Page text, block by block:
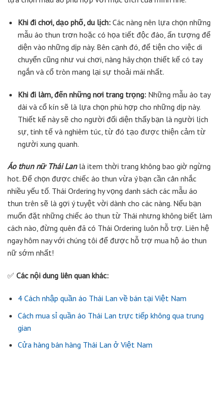
Khi đi chơi, dạo phố, du lịch:Các nàng nên lựa chọn những
mẫu áo thun trơn hoặc có họa tiết độc đáo, ấn tượng để
diện vào những dịp này. Bên cạnh đó, để tiện cho việc di
chuyển cũng như vui chơi, nàng hãy chọn thiết kế có tay
ngắn và cổ tròn mang lại sự thoải mái nhất.
Khi đi làm, đến những nơi trang trọng:Những mẫu áo tay
dài và cổ kín sẽ là lựa chọn phù hợp cho những dịp này.
Thiết kế này sẽ cho người đối diện thấy bạn là người lịch
sự, tinh tế và nghiêm túc, từ đó tạo được thiện cảm từ
người xung quanh.
Áo thun nữ Thái Lan là item thời trang không bao giờ ngừng
hot. Để chọn được chiếc áo thun vừa ý bạn cần cân nhắc
nhiều yếu tố. Thái Ordering hy vọng danh sách các mẫu áo
thun trên sẽ là gợi ý tuyệt vời dành cho các nàng. Nếu bạn
muốn đặt những chiếc áo thun từ Thái nhưng không biết làm
cách nào, đừng quên đã có Thái Ordering luôn hỗ trợ. Liên hệ
ngay hôm nay với chúng tôi để được hỗ trợ mua hộ áo thun
nữ sớm nhất!
✅ Các nội dung liên quan khác:
4 Cách nhập quần áo Thái Lan về bán tại Việt Nam
Cách mua sỉ quần áo Thái Lan trực tiếp không qua trung
gian
Cửa hàng bán hàng Thái Lan ở Việt Nam